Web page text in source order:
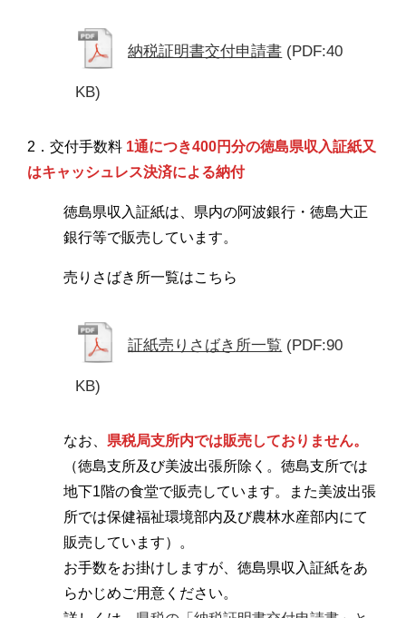
納税証明書交付申請書 (PDF:40
KB)
2．交付手数料 1通につき400円分の徳島県収入証紙又
はキャッシュレス決済による納付
徳島県収入証紙は、県内の阿波銀行・徳島大正
銀行等で販売しています。
売りさばき所一覧はこちら
証紙売りさばき所一覧 (PDF:90
KB)
なお、 県税局支所内では販売しておりません。
（徳島支所及び美波出張所除く。徳島支所では
地下1階の食堂で販売しています。また美波出張
所では保健福祉環境部内及び農林水産部内にて
販売しています）。
お手数をお掛けしますが、徳島県収入証紙をあ
らかじめご用意ください。